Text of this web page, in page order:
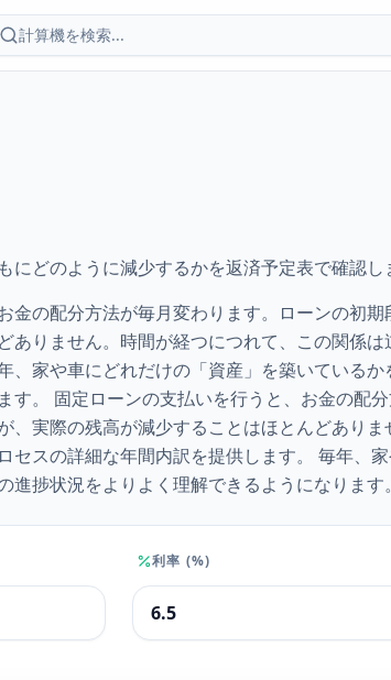
計算機を検索...
にどのように減少するかを返済予定表で確認し
金の配分方法が毎月変わります。ローンの初
ありません。時間が経つにつれて、この関係
、家や車にどれだけの「資産」を築いている
す。 固定ローンの支払いを行うと、お金の配
、実際の残高が減少することはほとんどあり
セスの詳細な年間内訳を提供します。 毎年、
捗状況をよりよく理解できるようになります。
利率 (%)